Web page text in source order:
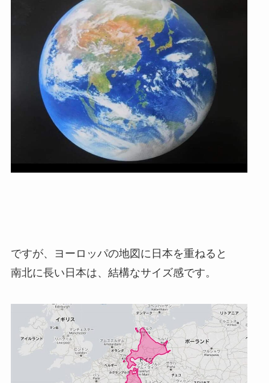
ですが、ヨーロッパの地図に日本を重ねると
南北に長い日本は、結構なサイズ感です。